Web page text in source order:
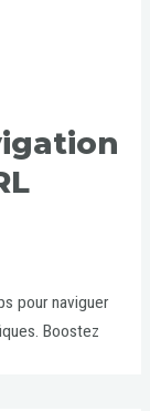
pour naviguer
Boostez